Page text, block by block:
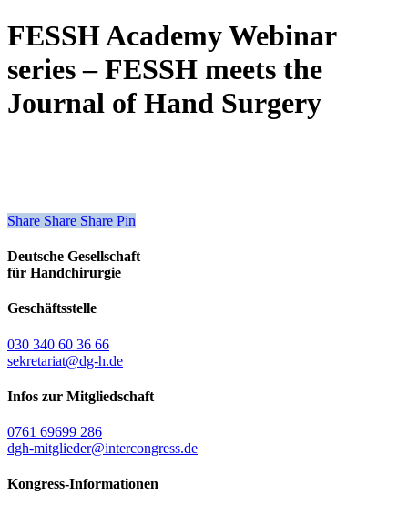
FESSH Academy Webinar
series – FESSH meets the
Journal of Hand Surgery
Share
Share Share Share Pin
Deutsche Gesellschaft
für Handchirurgie
Geschäftsstelle
030 340 60 36 66
sekretariat@dg-h.de
Infos zur Mitgliedschaft
0761 69699 286
dgh-mitglieder@intercongress.de
Kongress-Informationen